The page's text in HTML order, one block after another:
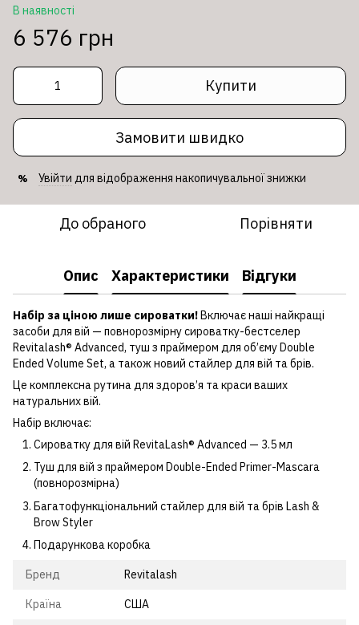
В наявності
6 576 грн
Купити
Замовити швидко
% Увійти для відображення накопичувальної знижки
До обраного Порівняти
Опис Характеристики Відгуки
Набір за ціною лише сироватки!Включає наші найкращі
засоби для вій — повнорозмірну сироватку-бестселер
Revitalash® Advanced, туш з праймером для об’єму Double
Ended Volume Set, а також новий стайлер для вій та брів.
Це комплексна рутина для здоров’я та краси ваших
натуральних вій.
Набір включає:
Сироватку для вій RevitaLash® Advanced — 3.5 мл
Туш для вій з праймером Double-Ended Primer-Mascara
(повнорозмірна)
Багатофункціональний стайлер для вій та брів Lash &
Brow Styler
Подарункова коробка
Бренд Revitalash
Країна США